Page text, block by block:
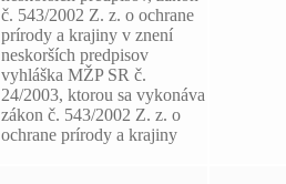
č. 543/2002 Z. z. o ochrane
prírody a krajiny v znení
neskorších predpisov
vyhláška MŽP SR č.
24/2003, ktorou sa vykonáva
zákon č. 543/2002 Z. z. o
ochrane prírody a krajiny